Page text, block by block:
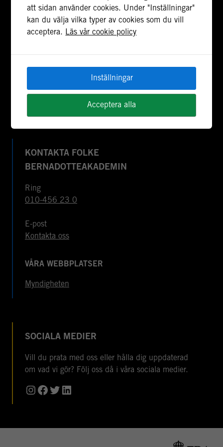
stödja freds- och statsbyggande i konflikt- och
postkonfliktländer. Vi bidrar även med civil
personal och expertis till freds- och
OSSE. Myndigheten har fått sitt namn efter Folke
Tillgänglighetsredogörelse
KONTAKTA FOLKE
BERNADOTTEAKADEMIN
Ring
010-456 23 0
E-post
Kontakta oss
VÅRA WEBBPLATSER
Myndigheten
SOCIALA MEDIER
Vill du prata med oss eller hålla dig uppdaterad
om vad vi gör? Följ oss då i våra sociala medier.
Instagram
Facebook
Twitter
LinkedIn
att sidan använder cookies. Under "Inställningar"
kan du välja vilka typer av cookies som du vill
acceptera. Läs vår cookie policy
Inställningar
Acceptera alla